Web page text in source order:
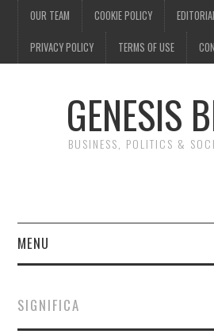
OUR TEAM COOKIE POLICY
PRIVACY POLICY TERMS OF USE
GENESIS
BUSINESS, POLITICS &
MENU
FINANCE
SIGNIFICA